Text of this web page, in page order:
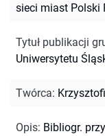
sieci miast Polski
Tytuł publikacji
Uniwersytetu
Twórca:
Opis: Bibliogr.